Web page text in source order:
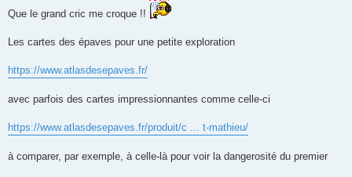
a
Que le grand cric me croque !!
Les cartes des épaves pour une petite exploration
https://www.atlasdesepaves.fr/
avec parfois des cartes impressionnantes comme celle-ci
https://www.atlasdesepaves.fr/produit/c ... t-mathieu/
à comparer, par exemple, à celle-là pour voir la dangerosité du premier